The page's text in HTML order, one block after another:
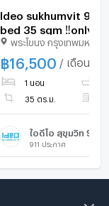
Ideo sukhumvit
bed 35 sqm ‼️only
16500/month‼️ NOW
AVAILABLE 🔆✅
พระโขนง กรุงเทพมหานค
฿16,500 / เดือน
1 นอน
35 ตร.ม.
ไอดีโอ สุขุมวิท 93
911 ประกาศ